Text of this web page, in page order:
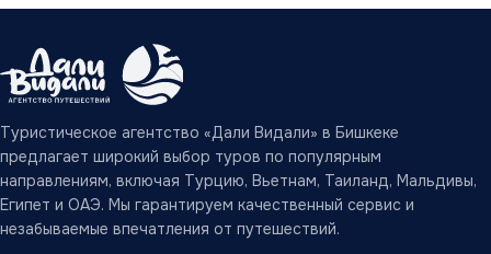
Туристическое агентство «Дали Видали» в Бишкеке
предлагает широкий выбор туров по популярным
направлениям, включая Турцию, Вьетнам, Таиланд, Мальдивы,
Египет и ОАЭ. Мы гарантируем качественный сервис и
незабываемые впечатления от путешествий.